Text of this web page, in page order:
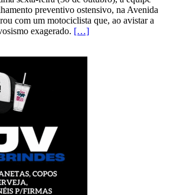
preventivo ostensivo, na Avenida
com um motociclista que, ao avistar a
exagerado. […]